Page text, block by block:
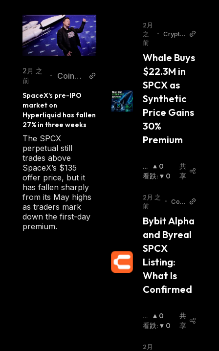
2月 之
前
•
CoinDe
SpaceX's pre-IPO
market on
Hyperliquid has fallen
27% in three weeks
The SPCX
perpetual still
trades above
SpaceX’s $135
offer price, but it
has fallen sharply
from its May highs
as traders mark
down the first-day
premium.
2月
之
前
•
Crypto
ws
Whale Buys
$22.3M in
SPCX as
Synthetic
Price Gains
30%
Premium
看
涨:
0
看跌: 0
共
享
2月 之
前
•
Coin
Bybit Alpha
and Byreal
SPCX
Listing:
What Is
Confirmed
看
涨:
0
看跌: 0
共
享
2月